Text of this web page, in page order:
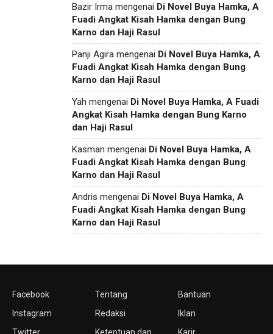
Bazir Irma mengenai Di Novel Buya Hamka, A
Fuadi Angkat Kisah Hamka dengan Bung
Karno dan Haji Rasul
Panji Agira mengenai Di Novel Buya Hamka, A
Fuadi Angkat Kisah Hamka dengan Bung
Karno dan Haji Rasul
Yah mengenai Di Novel Buya Hamka, A Fuadi
Angkat Kisah Hamka dengan Bung Karno
dan Haji Rasul
Kasman mengenai Di Novel Buya Hamka, A
Fuadi Angkat Kisah Hamka dengan Bung
Karno dan Haji Rasul
Andris mengenai Di Novel Buya Hamka, A
Fuadi Angkat Kisah Hamka dengan Bung
Karno dan Haji Rasul
Facebook
Instagram
Twitter
Tentang
Redaksi
Ketentuan dan
Bantuan
Iklan
Karir